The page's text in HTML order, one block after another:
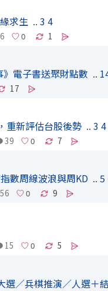
求生 ..3 4
1
電子書送聚財點數 ..
17
重新評估台股後勢 ..3 4
39 7
數周線波浪與周KD ..5
56 9
15 5
選／兵棋推演／人選＋